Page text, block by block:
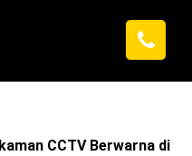
CCTV Berwarna di